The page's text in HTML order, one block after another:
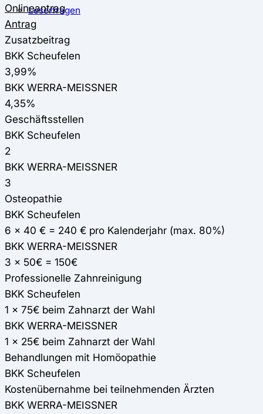
Leserfragen
Onlineantrag
Antrag
Zusatzbeitrag
BKK Scheufelen
3,99%
BKK WERRA-MEISSNER
4,35%
Geschäftsstellen
BKK Scheufelen
2
BKK WERRA-MEISSNER
3
Osteopathie
BKK Scheufelen
6 x 40 € = 240 € pro Kalenderjahr (max. 80%)
BKK WERRA-MEISSNER
3 x 50€ = 150€
Professionelle Zahnreinigung
BKK Scheufelen
1 x 75€ beim Zahnarzt der Wahl
BKK WERRA-MEISSNER
1 x 25€ beim Zahnarzt der Wahl
Behandlungen mit Homöopathie
BKK Scheufelen
Kostenübernahme bei teilnehmenden Ärzten
BKK WERRA-MEISSNER